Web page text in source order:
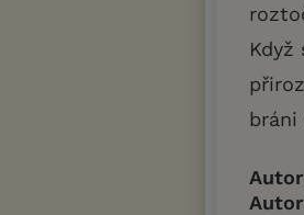
Když
bráni